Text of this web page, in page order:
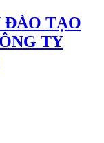
ĐÀO TẠO
TY